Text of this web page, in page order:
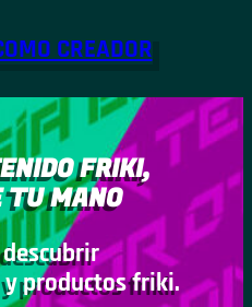
CREADOR
FRIKI,
TU MANO
productos friki.